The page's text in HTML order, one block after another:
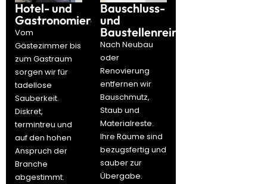
Hotel- und
Gastronomiereinigung
Vom
Gästezimmer bis
zum Gastraum
sorgen wir für
tadellose
Sauberkeit.
Diskret,
termintreu und
auf den hohen
Anspruch der
Branche
abgestimmt.
Bauschluss-
und
Baustellenreinigung
Nach Neubau
oder
Renovierung
entfernen wir
Bauschmutz,
Staub und
Materialreste.
Ihre Räume sind
bezugsfertig und
sauber zur
Übergabe.